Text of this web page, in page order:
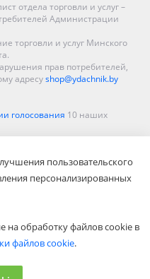
отдела торговли и услуг –
Администрации
торговли и услуг Минского
прав потребителей,
адресуshop@ydachnik.by
голосования 10 наших
Молодечно,
заказе в интернет-магазине
пользовательского
персонализированных
на обработку файлов cookie в
файлов cookie.